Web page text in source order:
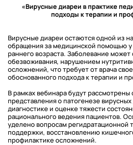
«Вирусные диареи в практике
подходы к терапии и
Вирусные диареи остаются одной из
обращения за медицинской помощью
раннего возраста. Заболевание
обезвоживания, нарушением
осложнений, что требует от врача
обоснованного подхода к терапии и
В рамках вебинара будут
представления о патогенезе
диагностике и оценке тяжести
рационального ведения пациентов.
уделено вопросам регидратационной
поддержки, восстановлению
профилактике осложнений.